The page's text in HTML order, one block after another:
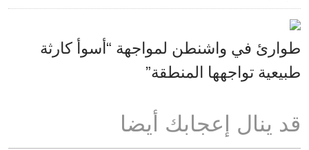
طوارئ في واشنطن لمواجهة “أسوأ كارثة
طبيعية تواجهها المنطقة”
قد ينال إعجابك أيضا